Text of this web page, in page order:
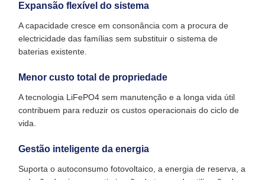
Expansão flexível do sistema
A capacidade cresce em consonância com a procura de
electricidade das famílias sem substituir o sistema de
baterias existente.
Menor custo total de propriedade
A tecnologia LiFePO4 sem manutenção e a longa vida útil
contribuem para reduzir os custos operacionais do ciclo de
vida.
Gestão inteligente da energia
Suporta o autoconsumo fotovoltaico, a energia de reserva, a